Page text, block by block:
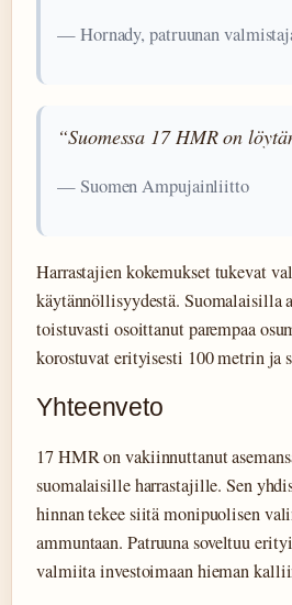
— Hornady, patruunan
“Suomessa 17 HMR on
— Suomen Ampujainliitto
Harrastajien kokemukset tukevat
käytännöllisyydestä. Suomalaisilla
toistuvasti osoittanut parempaa
korostuvat erityisesti 100 metrin
Yhteenveto
17 HMR on vakiinnuttanut
suomalaisille harrastajille. Sen
hinnan tekee siitä monipuolisen
ammuntaan. Patruuna soveltuu
valmiita investoimaan hieman